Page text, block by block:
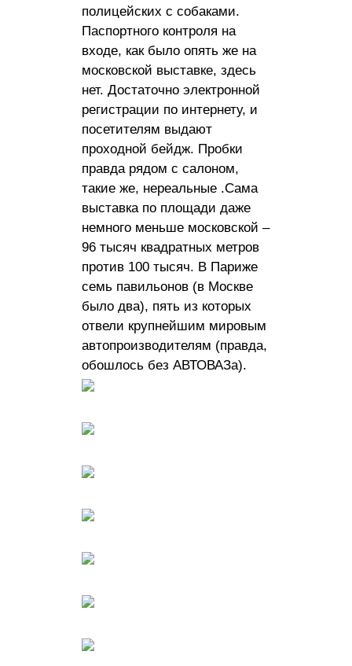
полицейских с собаками.
Паспортного контроля на
входе, как было опять же на
московской выставке, здесь
нет. Достаточно электронной
регистрации по интернету, и
посетителям выдают
проходной бейдж. Пробки
правда рядом с салоном,
такие же, нереальные .Сама
выставка по площади даже
немного меньше московской –
96 тысяч квадратных метров
против 100 тысяч. В Париже
семь павильонов (в Москве
было два), пять из которых
отвели крупнейшим мировым
автопроизводителям (правда,
обошлось без АВТОВАЗа).